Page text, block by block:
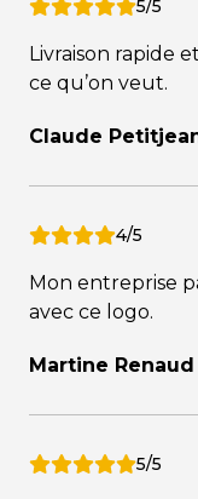
5/5
Livraison rapide
ce qu’on veut.
Claude
4/5
Mon entreprise
avec ce logo.
Martine Renaud
5/5